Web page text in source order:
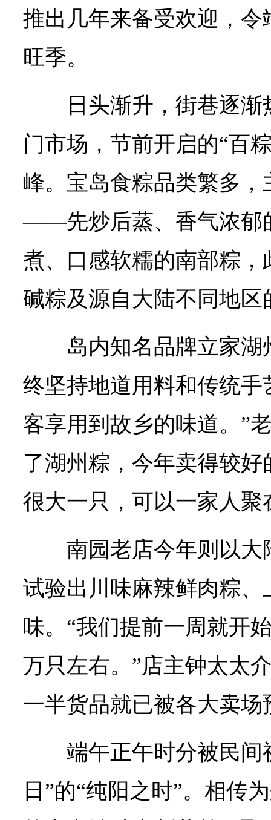
推出几年来备受欢迎，
旺季。
日头渐升，街巷逐
门市场，节前开启的“百
峰。宝岛食粽品类繁多
——先炒后蒸、香气浓郁
煮、口感软糯的南部粽
碱粽及源自大陆不同地区
岛内知名品牌立家
终坚持地道用料和传统手
客享用到故乡的味道。”
了湖州粽，今年卖得较
很大一只，可以一家人聚
南园老店今年则以
试验出川味麻辣鲜肉粽
味。“我们提前一周就开
万只左右。”店主钟太太
一半货品就已被各大卖场
端午正午时分被民间
日”的“纯阳之时”。相传